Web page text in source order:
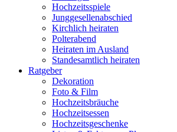
Hochzeitsspiele
Junggesellenabschied
Kirchlich heiraten
Polterabend
Heiraten im Ausland
Standesamtlich heiraten
Ratgeber
Dekoration
Foto & Film
Hochzeitsbräuche
Hochzeitsessen
Hochzeitsgeschenke